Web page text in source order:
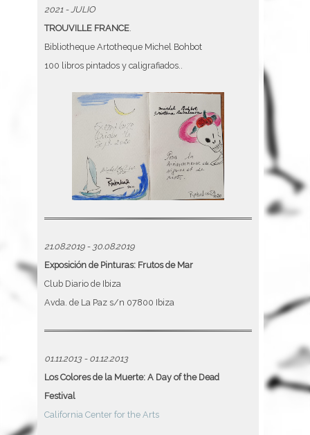
2021 - JULIO
TROUVILLE FRANCE
Bibliotheque Artotheque Michel Bohbot
100 libros pintados y caligrafiados..
21.08.2019 - 30.08.2019
Exposición de Pinturas: Frutos de Mar
Club Diario de Ibiza
Avda. de La Paz s/n 07800 Ibiza
01.11.2013 - 01.12.2013
Los Colores de la Muerte: A Day of the Dead
Festival
California Center for the Arts